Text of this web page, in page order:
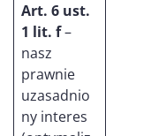
Art. 6 ust.
1 lit. f–
nasz
prawnie
uzasadnio
ny interes